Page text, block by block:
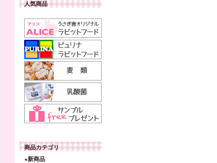
人気商品
商品カテゴリ
★新商品